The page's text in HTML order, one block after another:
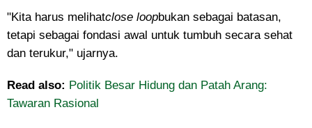
"Kita harus melihatclose loopbukan sebagai batasan,
tetapi sebagai fondasi awal untuk tumbuh secara sehat
dan terukur," ujarnya.
Read also: Politik Besar Hidung dan Patah Arang:
Tawaran Rasional